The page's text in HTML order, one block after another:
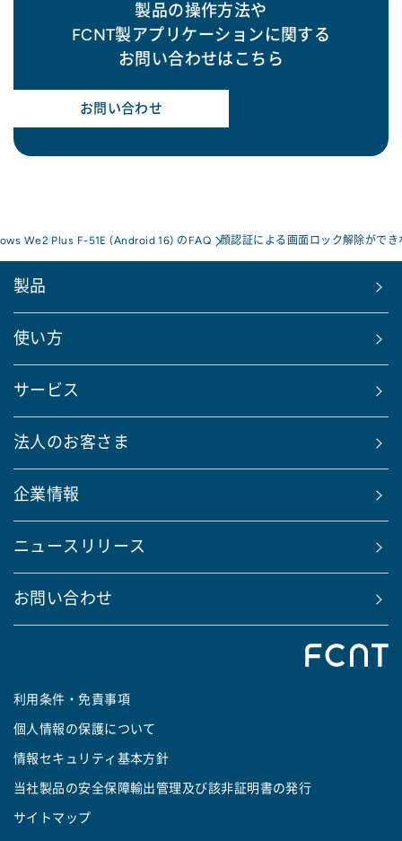
製品の操作方法や
FCNT製アプリケーションに関する
お問い合わせはこちら
お問い合わせ
We2 Plus F-51E (Android 16) のFAQ 顔認証による画面ロック解除がで
製品
使い方
サービス
法人のお客さま
企業情報
ニュースリリース
お問い合わせ
利用条件・免責事項
個人情報の保護について
情報セキュリティ基本方針
当社製品の安全保障輸出管理及び該非証明書の発行
サイトマップ